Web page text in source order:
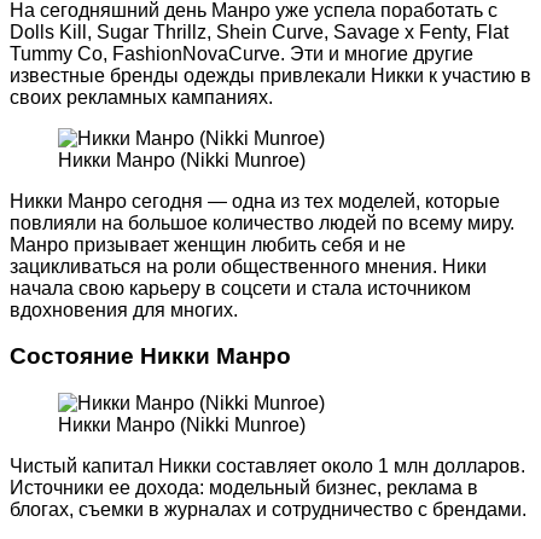
На сегодняшний день Манро уже успела поработать с
Dolls Kill, Sugar Thrillz, Shein Curve, Savage x Fenty, Flat
Tummy Co, FashionNovaCurve. Эти и многие другие
известные бренды одежды привлекали Никки к участию в
своих рекламных кампаниях.
Никки Манро (Nikki Munroe)
Никки Манро сегодня — одна из тех моделей, которые
повлияли на большое количество людей по всему миру.
Манро призывает женщин любить себя и не
зацикливаться на роли общественного мнения. Ники
начала свою карьеру в соцсети и стала источником
вдохновения для многих.
Состояние Никки Манро
Никки Манро (Nikki Munroe)
Чистый капитал Никки составляет около 1 млн долларов.
Источники ее дохода: модельный бизнес, реклама в
блогах, съемки в журналах и сотрудничество с брендами.